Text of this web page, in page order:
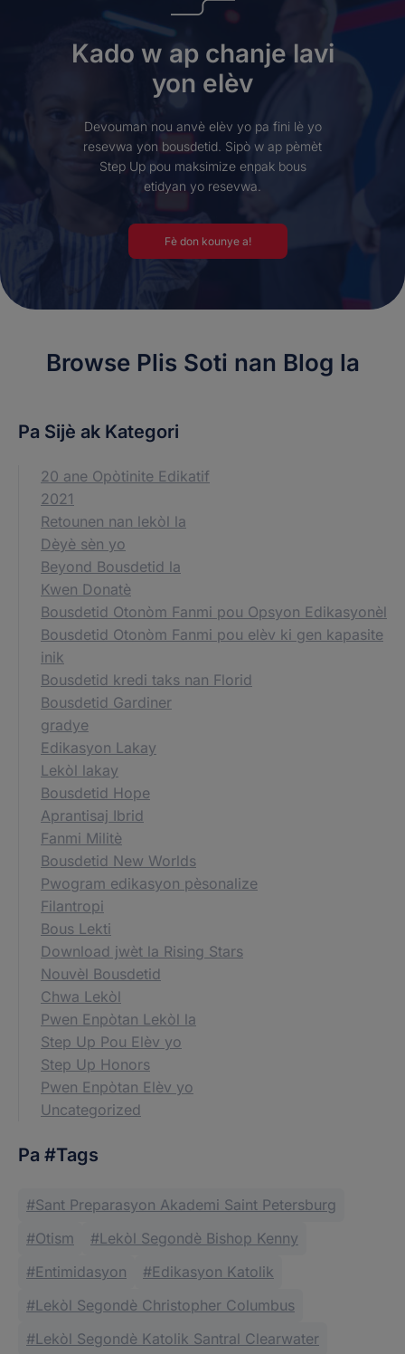
Kado w ap chanje lavi
yon elèv
Devouman nou anvè elèv yo pa fini lè yo
resevwa yon bousdetid. Sipò w ap pèmèt
Step Up pou maksimize enpak bous
etidyan yo resevwa.
Fè don kounye a!
Browse Plis Soti nan Blog la
Pa Sijè ak Kategori
20 ane Opòtinite Edikatif
2021
Retounen nan lekòl la
Dèyè sèn yo
Beyond Bousdetid la
Kwen Donatè
Bousdetid Otonòm Fanmi pou Opsyon Edikasyonèl
Bousdetid Otonòm Fanmi pou elèv ki gen kapasite
inik
Bousdetid kredi taks nan Florid
Bousdetid Gardiner
gradye
Edikasyon Lakay
Lekòl lakay
Bousdetid Hope
Aprantisaj Ibrid
Fanmi Militè
Bousdetid New Worlds
Pwogram edikasyon pèsonalize
Filantropi
Bous Lekti
Download jwèt la Rising Stars
Nouvèl Bousdetid
Chwa Lekòl
Pwen Enpòtan Lekòl la
Step Up Pou Elèv yo
Step Up Honors
Pwen Enpòtan Elèv yo
Uncategorized
Pa #Tags
Sant Preparasyon Akademi Saint Petersburg
Otism
Lekòl Segondè Bishop Kenny
Entimidasyon
Edikasyon Katolik
Lekòl Segondè Christopher Columbus
Lekòl Segondè Katolik Santral Clearwater